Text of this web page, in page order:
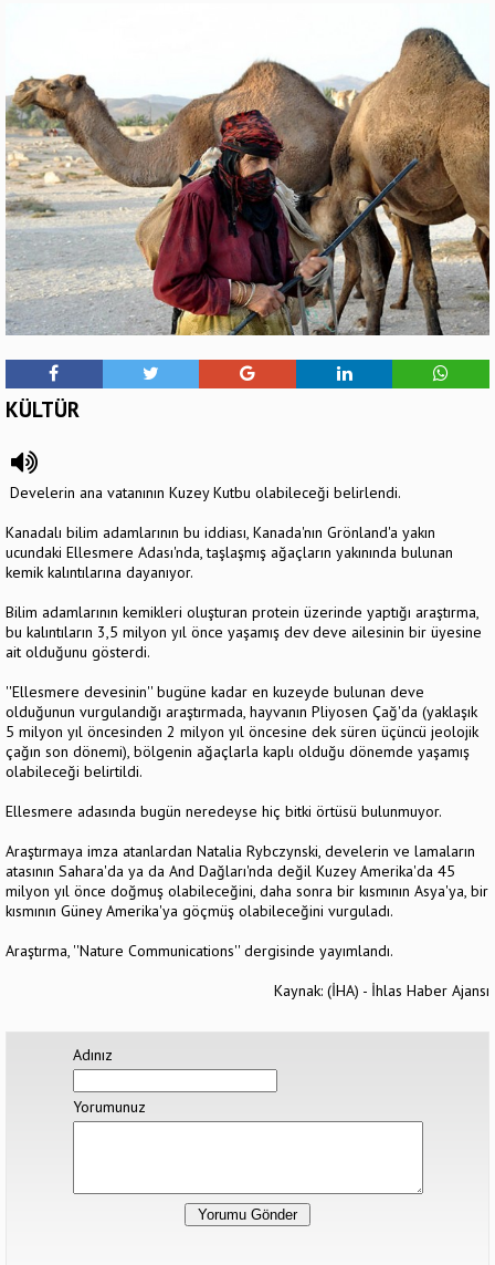
KÜLTÜR
Develerin ana vatanının Kuzey Kutbu olabileceği belirlendi.
Kanadalı bilim adamlarının bu iddiası, Kanada'nın Grönland'a yakın
ucundaki Ellesmere Adası'nda, taşlaşmış ağaçların yakınında bulunan
kemik kalıntılarına dayanıyor.
Bilim adamlarının kemikleri oluşturan protein üzerinde yaptığı araştırma,
bu kalıntıların 3,5 milyon yıl önce yaşamış dev deve ailesinin bir üyesine
ait olduğunu gösterdi.
''Ellesmere devesinin'' bugüne kadar en kuzeyde bulunan deve
olduğunun vurgulandığı araştırmada, hayvanın Pliyosen Çağ'da (yaklaşık
5 milyon yıl öncesinden 2 milyon yıl öncesine dek süren üçüncü jeolojik
çağın son dönemi), bölgenin ağaçlarla kaplı olduğu dönemde yaşamış
olabileceği belirtildi.
Ellesmere adasında bugün neredeyse hiç bitki örtüsü bulunmuyor.
Araştırmaya imza atanlardan Natalia Rybczynski, develerin ve lamaların
atasının Sahara'da ya da And Dağları'nda değil Kuzey Amerika'da 45
milyon yıl önce doğmuş olabileceğini, daha sonra bir kısmının Asya'ya, bir
kısmının Güney Amerika'ya göçmüş olabileceğini vurguladı.
Araştırma, ''Nature Communications'' dergisinde yayımlandı.
Kaynak: (İHA) - İhlas Haber Ajansı
Adınız
Yorumunuz